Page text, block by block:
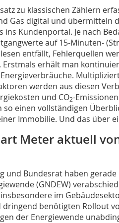
zu klassischen Zählern
Gas digital und übermitteln
ins Kundenportal. Je nach
auf 15-Minuten-
entfällt, Fehlerquellen
Erstmals erhält man
werden aus diesen
und CO2-
einen vollständigen
Immobilie. Und das über
Meter aktuell
und Bundesrat haben
(GNDEW)
im
benötigten Rollout
der Energiewende